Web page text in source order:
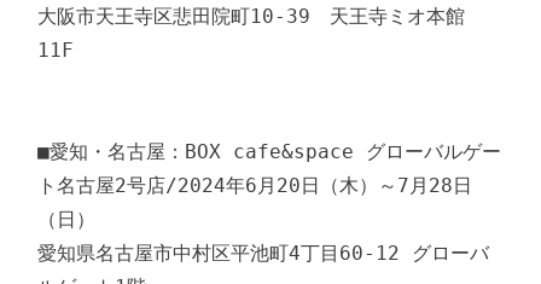
大阪市天王寺区悲田院町10-39　天王寺ミオ本館
11F
■愛知・名古屋：BOX cafe&space グローバルゲー
ト名古屋2号店/2024年6月20日（木）～7月28日
（日）
愛知県名古屋市中村区平池町4丁目60-12 グローバ